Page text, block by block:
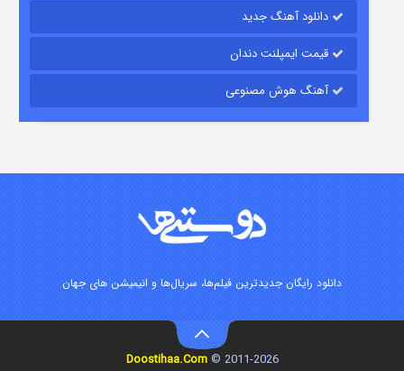
قسمت۷ (زیرنویس) منتشر شد
دانلود آهنگ جدید
قیمت ایمپلنت دندان
آهنگ هوش مصنوعی
دانلود رایگان جدیدترین فیلم‌ها، سریال‌ها و انیمیشن های جهان
2011-2026 ©
Doostihaa.Com